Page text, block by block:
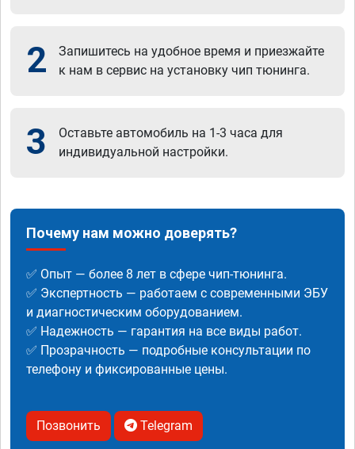
2
Запишитесь на удобное время и приезжайте
к нам в сервис на установку чип тюнинга.
3
Оставьте автомобиль на 1-3 часа для
индивидуальной настройки.
Почему нам можно доверять?
✅ Опыт — более 8 лет в сфере чип-тюнинга.
✅ Экспертность — работаем с современными ЭБУ
и диагностическим оборудованием.
✅ Надежность — гарантия на все виды работ.
✅ Прозрачность — подробные консультации по
телефону и фиксированные цены.
Позвонить Telegram